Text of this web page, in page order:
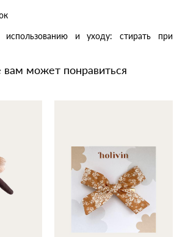
использованию и уходу: стирать при
вам может понравиться